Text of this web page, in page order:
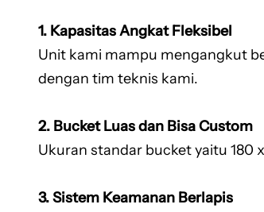
1. Kapasitas Angkat Fleksibel
Unit kami mampu mengangkut
dengan tim teknis kami.
2. Bucket Luas dan Bisa Custom
Ukuran standar bucket yaitu 180
3. Sistem Keamanan Berlapis